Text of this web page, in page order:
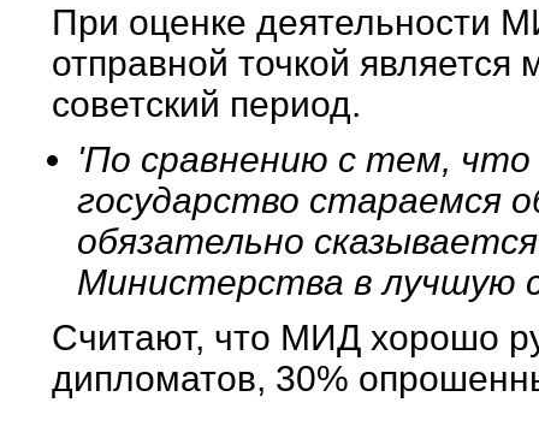
При оценке деятельности
отправной точкой
советский период.
'По сравнению с тем,
государство стараемся
обязательно
Министерства в лучшую
Считают, что МИД хорошо
дипломатов, 30%